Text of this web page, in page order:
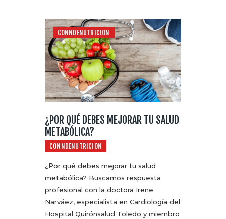
CONNDENUTRICION
¿POR QUÉ DEBES MEJORAR TU SALUD
METABÓLICA?
CONNDENUTRICION
¿Por qué debes mejorar tu salud
metabólica? Buscamos respuesta
profesional con la doctora Irene
Narváez, especialista en Cardiología del
Hospital Quirónsalud Toledo y miembro